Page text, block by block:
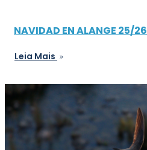
NAVIDAD EN ALANGE 25/26
Leia Mais